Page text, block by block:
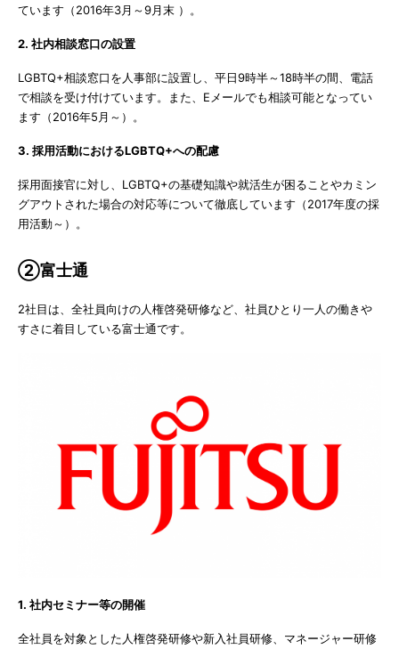
ています（2016年3月～9月末 ）。
2. 社内相談窓口の設置
LGBTQ+相談窓口を人事部に設置し、平日9時半～18時半の間、電話
で相談を受け付けています。また、Eメールでも相談可能となってい
ます（2016年5月～）。
3. 採用活動におけるLGBTQ+への配慮
採用面接官に対し、LGBTQ+の基礎知識や就活生が困ることやカミン
グアウトされた場合の対応等について徹底しています（2017年度の採
用活動～）。
②富士通
2社目は、全社員向けの人権啓発研修など、社員ひとり一人の働きや
すさに着目している富士通です。
1. 社内セミナー等の開催
全社員を対象とした人権啓発研修や新入社員研修、マネージャー研修